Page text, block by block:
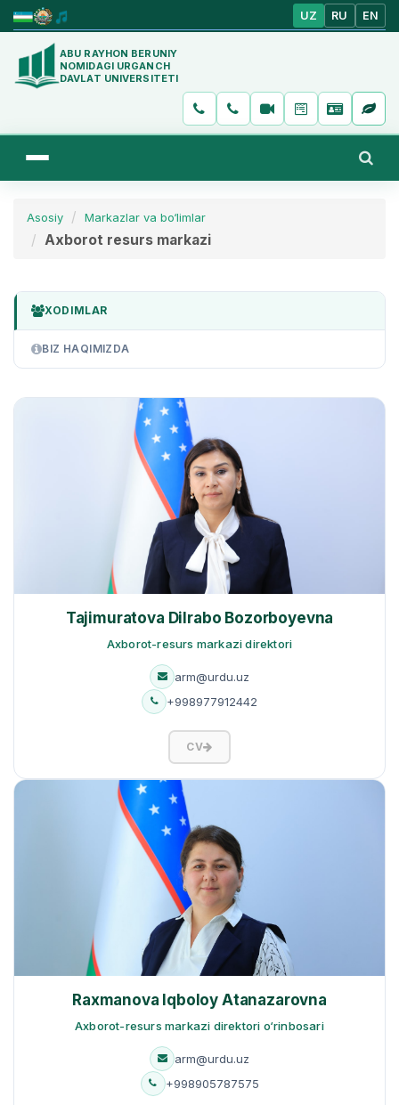
UZ RU EN
ABU RAYHON BERUNIY
NOMIDAGI URGANCH
DAVLAT UNIVERSITETI
Asosiy Markazlar va bo‘limlar
Axborot resurs markazi
XODIMLAR
BIZ HAQIMIZDA
Tajimuratova Dilrabo Bozorboyevna
Axborot-resurs markazi direktori
arm@urdu.uz
+998977912442
CV
Raxmanova Iqboloy Atanazarovna
Axborot-resurs markazi direktori o‘rinbosari
arm@urdu.uz
+998905787575